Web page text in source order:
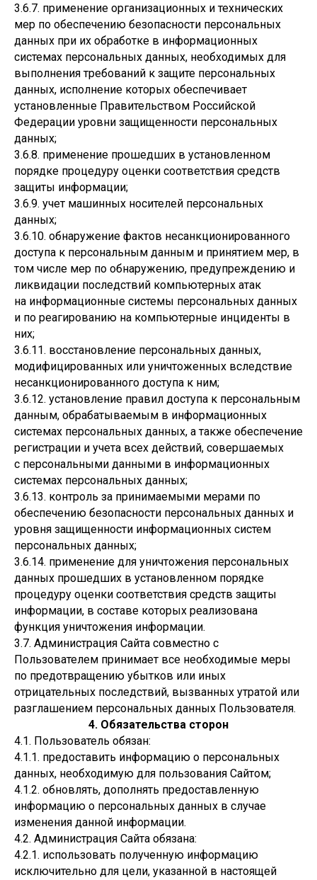
3.6.7. применение организационных и технических
мер по обеспечению безопасности персональных
данных при их обработке в информационных
системах персональных данных, необходимых для
выполнения требований к защите персональных
данных, исполнение которых обеспечивает
установленные Правительством Российской
Федерации уровни защищенности персональных
данных;
3.6.8. применение прошедших в установленном
порядке процедуру оценки соответствия средств
защиты информации;
3.6.9. учет машинных носителей персональных
данных;
3.6.10. обнаружение фактов несанкционированного
доступа к персональным данным и принятием мер, в
том числе мер по обнаружению, предупреждению и
ликвидации последствий компьютерных атак
на информационные системы персональных данных
и по реагированию на компьютерные инциденты в
них;
3.6.11. восстановление персональных данных,
модифицированных или уничтоженных вследствие
несанкционированного доступа к ним;
3.6.12. установление правил доступа к персональным
данным, обрабатываемым в информационных
системах персональных данных, а также обеспечение
регистрации и учета всех действий, совершаемых
с персональными данными в информационных
системах персональных данных;
3.6.13. контроль за принимаемыми мерами по
обеспечению безопасности персональных данных и
уровня защищенности информационных систем
персональных данных;
3.6.14. применение для уничтожения персональных
данных прошедших в установленном порядке
процедуру оценки соответствия средств защиты
информации, в составе которых реализована
функция уничтожения информации.
3.7. Администрация Сайта совместно с
Пользователем принимает все необходимые меры
по предотвращению убытков или иных
отрицательных последствий, вызванных утратой или
разглашением персональных данных Пользователя.
4. Обязательства сторон
4.1. Пользователь обязан:
4.1.1. предоставить информацию о персональных
данных, необходимую для пользования Сайтом;
4.1.2. обновлять, дополнять предоставленную
информацию о персональных данных в случае
изменения данной информации.
4.2. Администрация Сайта обязана:
4.2.1. использовать полученную информацию
исключительно для цели, указанной в настоящей